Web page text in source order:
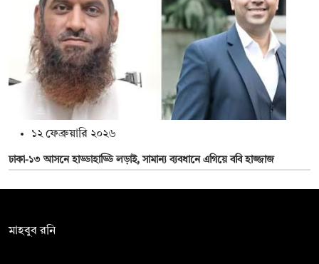
১২ ফেব্রুয়ারি ২০২৬
ঢাকা-১৩ আসনে হাড্ডাহাড্ডি লড়াই, সামান্য ব্যবধানে এগিয়ে ববি হাজ্জাজ
মাহবুব রনি